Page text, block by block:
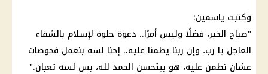
وكتبت ياسمين:
"صباح الخير، فضلًا وليس أمرًا.. دعوة حلوة لإسلام بالشفاء
العاجل يا رب، وإن ربنا يطمنا عليه.. إحنا لسه بنعمل فحوصات
عشان نطمن عليه، هو بيتحسن الحمد لله، بس لسه تعبان."